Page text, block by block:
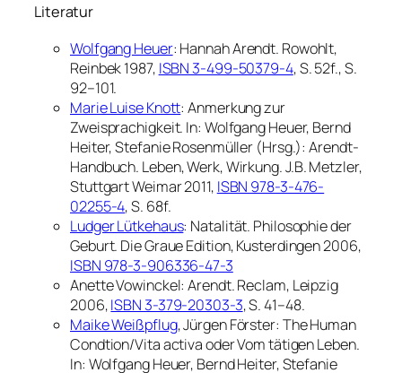
Literatur
Wolfgang Heuer: Hannah Arendt. Rowohlt,
Reinbek 1987, ISBN 3-499-50379-4, S. 52f., S.
92–101.
Marie Luise Knott:Anmerkung zur
Zweisprachigkeit. In: Wolfgang Heuer, Bernd
Heiter, Stefanie Rosenmüller (Hrsg.):Arendt-
Handbuch. Leben, Werk, Wirkung.J.B. Metzler,
Stuttgart Weimar 2011, ISBN 978-3-476-
02255-4, S. 68f.
Ludger Lütkehaus: Natalität. Philosophie der
Geburt. Die Graue Edition, Kusterdingen 2006,
ISBN 978-3-906336-47-3
Anette Vowinckel:Arendt.Reclam, Leipzig
2006,ISBN 3-379-20303-3, S. 41–48.
Maike Weißpflug, Jürgen Förster: The Human
Condtion/Vita activa oder Vom tätigen Leben.
In: Wolfgang Heuer, Bernd Heiter, Stefanie